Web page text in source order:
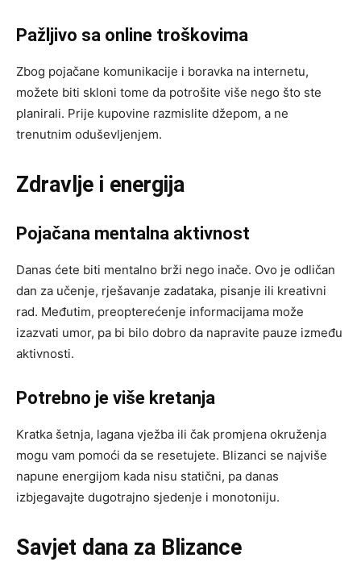
Pažljivo sa online troškovima
Zbog pojačane komunikacije i boravka na internetu,
možete biti skloni tome da potrošite više nego što ste
planirali. Prije kupovine razmislite džepom, a ne
trenutnim oduševljenjem.
Zdravlje i energija
Pojačana mentalna aktivnost
Danas ćete biti mentalno brži nego inače. Ovo je odličan
dan za učenje, rješavanje zadataka, pisanje ili kreativni
rad. Međutim, preopterećenje informacijama može
izazvati umor, pa bi bilo dobro da napravite pauze između
aktivnosti.
Potrebno je više kretanja
Kratka šetnja, lagana vježba ili čak promjena okruženja
mogu vam pomoći da se resetujete. Blizanci se najviše
napune energijom kada nisu statični, pa danas
izbjegavajte dugotrajno sjedenje i monotoniju.
Savjet dana za Blizance